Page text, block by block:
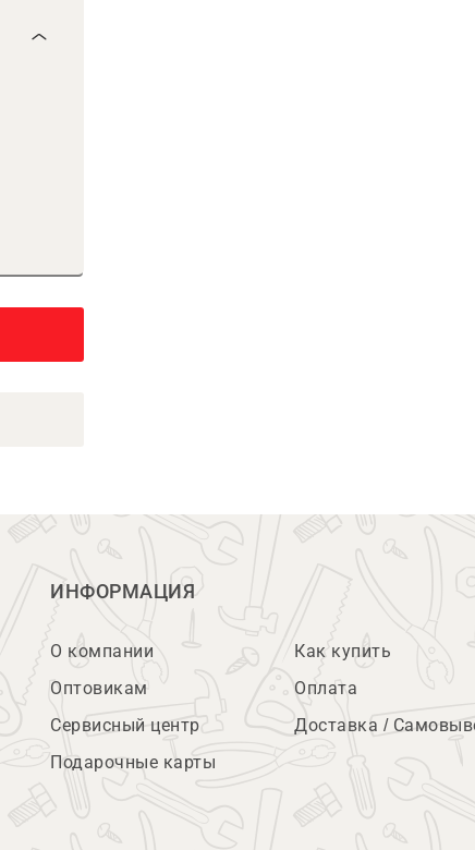
ИНФОРМАЦИЯ
О компании
Оптовикам
Сервисный центр
Подарочные карты
Как купить
Оплата
Доставка /